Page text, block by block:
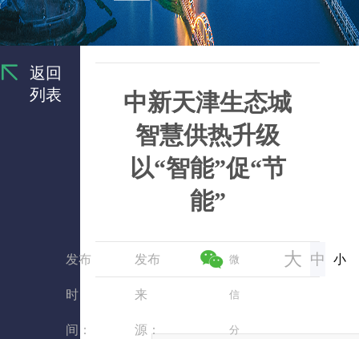
返回
列表
中新天津生态城
智慧供热升级
以“智能”促“节
能”
发布
时
间：
发布
来
源：
微
信
分
大 中 小